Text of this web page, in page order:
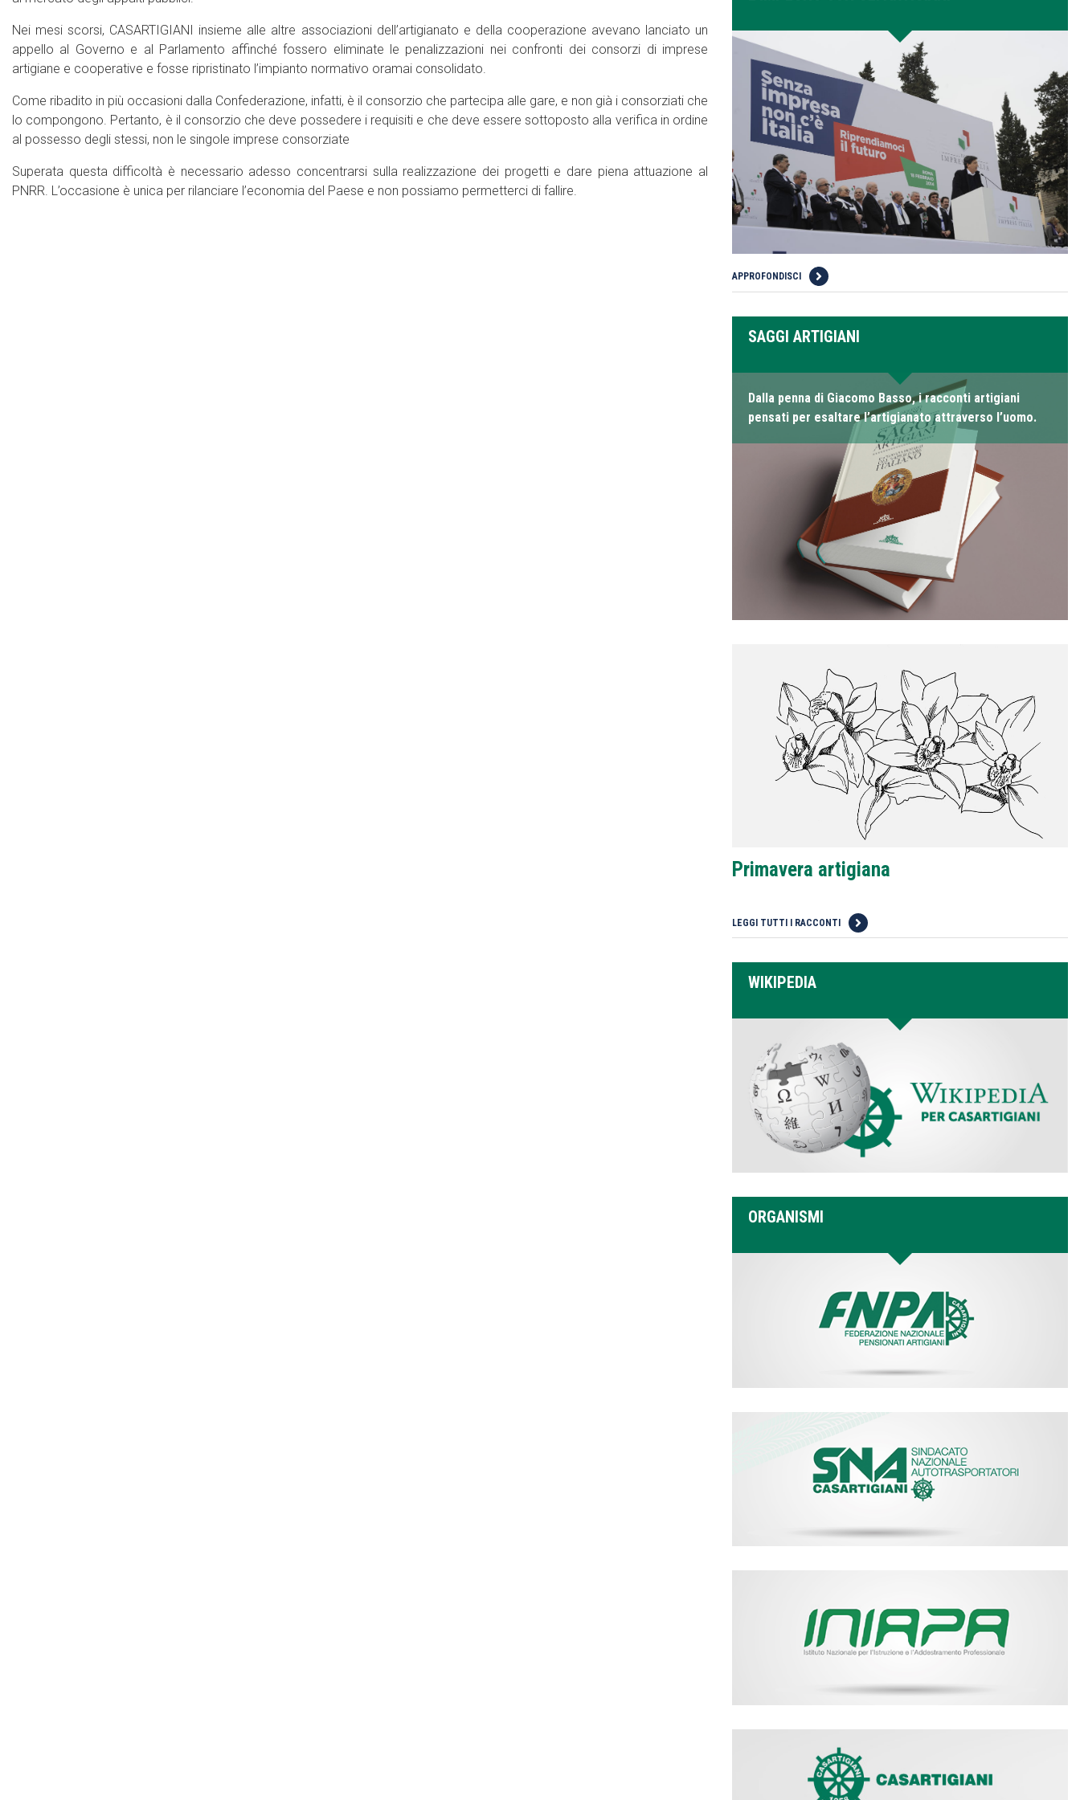
Nei mesi scorsi, CASARTIGIANI insieme alle altre associazioni dell’artigianato e della cooperazione avevano lanciato un
appello al Governo e al Parlamento affinché fossero eliminate le penalizzazioni nei confronti dei consorzi di imprese
artigiane e cooperative e fosse ripristinato l’impianto normativo oramai consolidato.
Come ribadito in più occasioni dalla Confederazione, infatti, è il consorzio che partecipa alle gare, e non già i consorziati che
lo compongono. Pertanto, è il consorzio che deve possedere i requisiti e che deve essere sottoposto alla verifica in ordine
al possesso degli stessi, non le singole imprese consorziate
Superata questa difficoltà è necessario adesso concentrarsi sulla realizzazione dei progetti e dare piena attuazione al
PNRR. L’occasione è unica per rilanciare l’economia del Paese e non possiamo permetterci di fallire.
APPROFONDISCI
SAGGI ARTIGIANI
Dalla penna di Giacomo Basso, i racconti artigiani
pensati per esaltare l’artigianato attraverso l’uomo.
Primavera artigiana
LEGGI TUTTI I RACCONTI
WIKIPEDIA
ORGANISMI